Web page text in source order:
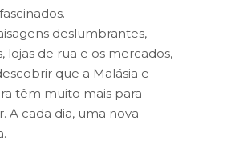
deslumbrantes,
lojas de rua e os mercados,
que a Malásia e
têm muito mais para
A cada dia, uma nova